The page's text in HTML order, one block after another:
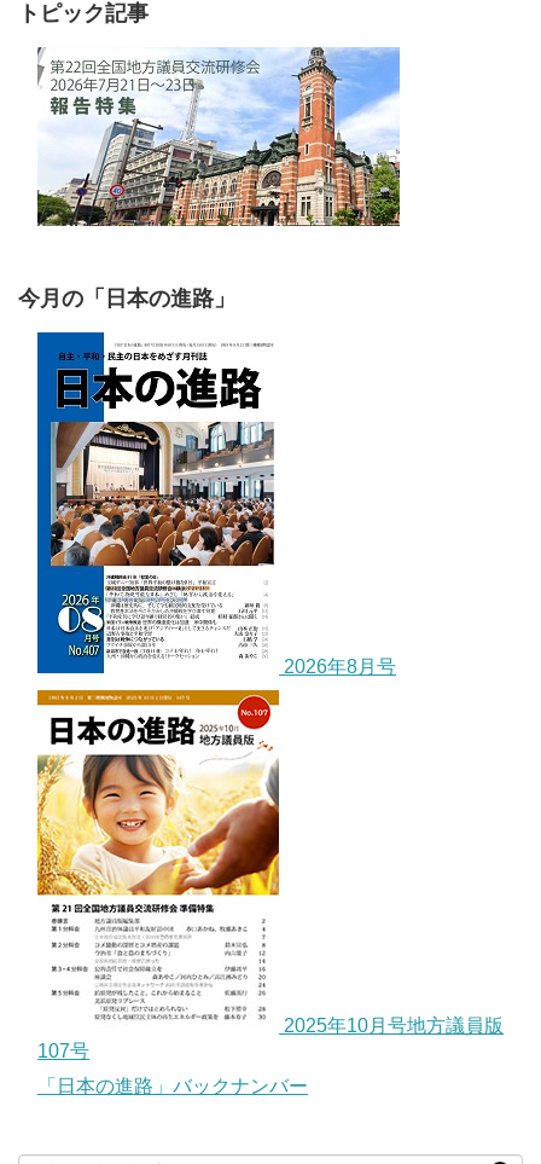
トピック記事
今月の「日本の進路」
2026年8月号
2025年10月号地方議員版
107号
「日本の進路」バックナンバー